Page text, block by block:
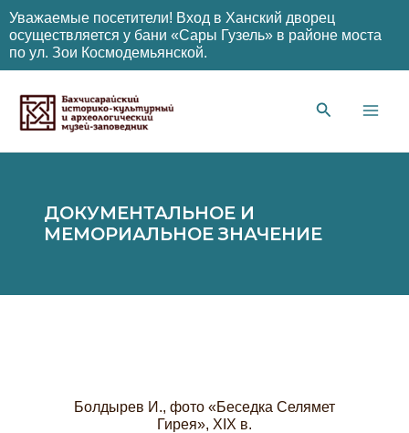
Уважаемые посетители! Вход в Ханский дворец
осуществляется у бани «Сары Гузель» в районе моста
по ул. Зои Космодемьянской.
содержимому
ДОКУМЕНТАЛЬНОЕ И
МЕМОРИАЛЬНОЕ ЗНАЧЕНИЕ
Болдырев И., фото «Беседка Селямет
Гирея», XIX в.